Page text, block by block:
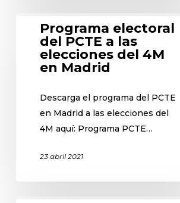
Programa electoral
del PCTE a las
elecciones del 4M
en Madrid
Descarga el programa del PCTE
en Madrid a las elecciones del
4M aquí: Programa PCTE…
23 abril 2021